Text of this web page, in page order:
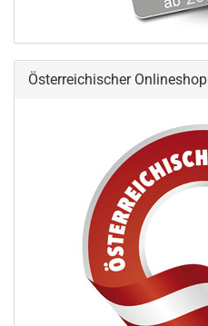
Österreichischer Onlineshop